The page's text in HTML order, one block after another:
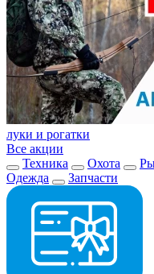
луки и рогатки
Все акции
Техника
Охота
Одежда
Запчасти